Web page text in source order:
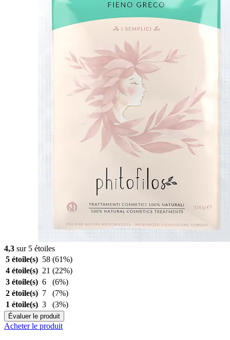
4,3 sur 5 étoiles
5 étoile(s) 58 (61%)
4 étoile(s) 21 (22%)
3 étoile(s) 6
(6%)
2 étoile(s) 7
(7%)
1 étoile(s) 3 (3%)
Évaluer le produit
Acheter le produit